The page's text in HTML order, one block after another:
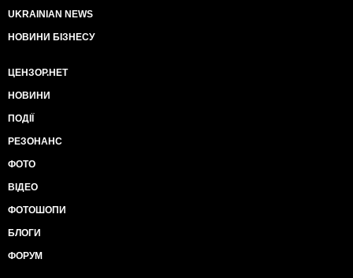
воістину чарівливе видовисько.
Тихими, залитими яскравим вітринним світлом
розсікав здоровило в камуфляжі, з автоматом та
бородою набакир. Услід за ним
ножів, коза з пляшкою
шампанського та вгодований пожежник Вітя в
зірвали гостину і коляду, тому він люто розмахував
кацапа на всі заставки і грозив тому концтабором,
купанням в ополонці та
кричав шо він від дяді Колі,
шо то інсталяція і модернізм, а художника обіжать
UKRAINIAN NEWS
НОВИНИ БІЗНЕСУ
ЦЕНЗОР.НЕТ
НОВИНИ
ПОДІЇ
РЕЗОНАНС
ФОТО
ВІДЕО
ФОТОШОПИ
БЛОГИ
ФОРУМ